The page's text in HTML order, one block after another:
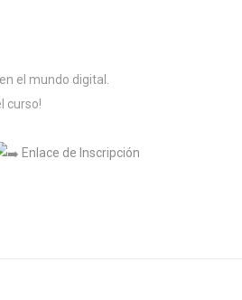
el mundo digital.
curso!
Enlace de Inscripción